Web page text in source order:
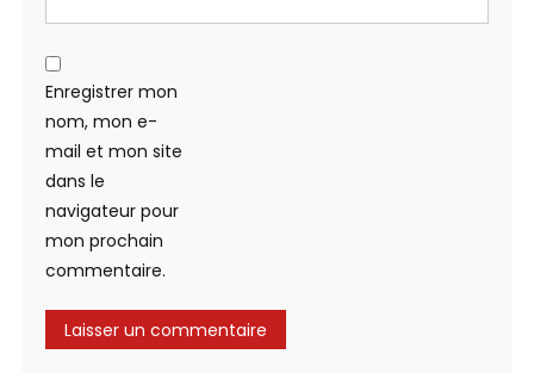
Enregistrer mon
nom, mon e-
mail et mon site
dans le
navigateur pour
mon prochain
commentaire.